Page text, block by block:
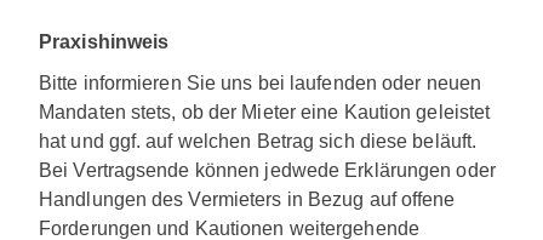
Praxishinweis
Bitte informieren Sie uns bei laufenden oder neuen
Mandaten stets, ob der Mieter eine Kaution geleistet
hat und ggf. auf welchen Betrag sich diese beläuft.
Bei Vertragsende können jedwede Erklärungen oder
Handlungen des Vermieters in Bezug auf offene
Forderungen und Kautionen weitergehende